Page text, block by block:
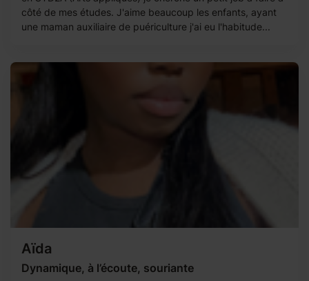
côté de mes études. J'aime beaucoup les enfants, ayant
une maman auxiliaire de puériculture j'ai eu l'habitude...
Aïda
Dynamique, à l’écoute, souriante